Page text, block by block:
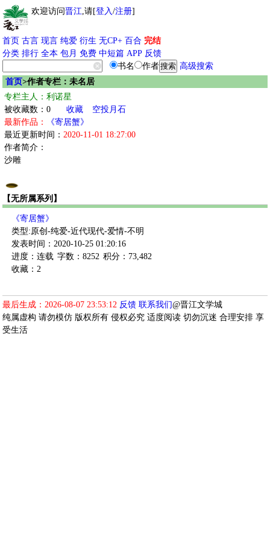
欢迎访问晋江,请[登入/注册]
首页 古言 现言 纯爱 衍生 无CP+ 百合 完结
分类 排行 全本 包月 免费 中短篇 APP 反馈
书名
作者
高级搜索
首页>作者专栏：未名居
专栏主人：利诺星
被收藏数：0
收藏
空投月石
最新作品：
《寄居蟹》
最近更新时间： 2020-11-01 18:27:00
作者简介：
沙雕
【无所属系列】
《寄居蟹》
类型:原创-纯爱-近代现代-爱情-不明
发表时间：2020-10-25 01:20:16
进度：连载 字数：8252 积分：73,482
收藏：2
最后生成：2026-08-07 23:53:12 反馈 联系我们@晋江文学城
纯属虚构 请勿模仿 版权所有 侵权必究 适度阅读 切勿沉迷 合理安排 享
受生活